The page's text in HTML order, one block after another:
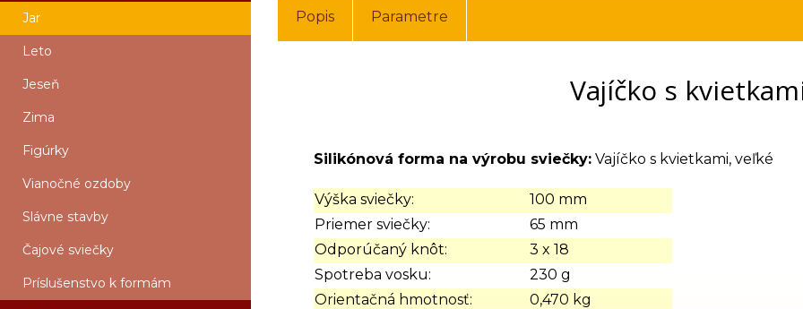
Jar
Leto
Jeseň
Zima
Figúrky
Vianočné ozdoby
Slávne stavby
Čajové sviečky
Príslušenstvo k formám
Popis Parametre
Vajíčko s
Silikónová forma na výrobu sviečky: Vajíčko s kvietkami, veľké
Výška sviečky:
100 mm
Priemer sviečky:
65 mm
Odporúčaný knôt:
3 x 18
Spotreba vosku:
230 g
Orientačná hmotnosť:
0,470 kg